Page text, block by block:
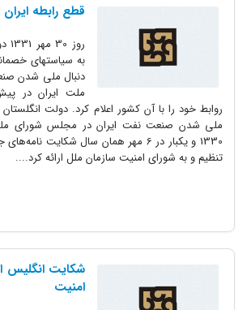
قطع رابطه ایران
روز 30
به سیاستهای
دنبال ملی شدن
ملت ایران در پیش
روابط خود را با آن کشور اعلام کرد. دولت
1330 و یکبار در 6 مهر همان سال شکایت نامه‌های
تنظیم و به شورای امنیت سازمان ملل ارائه کرد....
شکایت انگلیس از
امنیت